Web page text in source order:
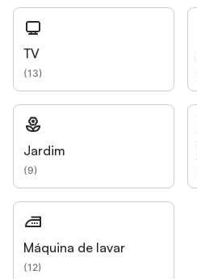
TV
(13)
Jardim
(9)
Máquina de lavar
(12)